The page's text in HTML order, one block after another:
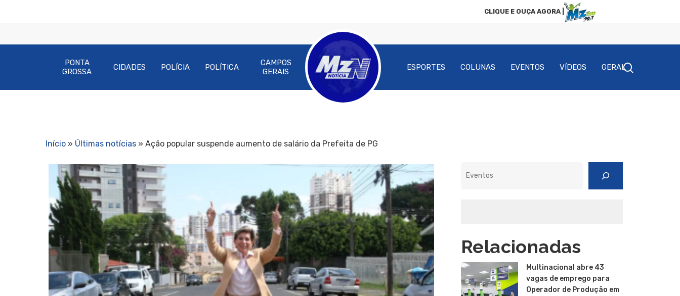
CLIQUE E OUÇA AGORA |
PONTA
GROSSA
CIDADES POLÍCIA POLÍTICA
CAMPOS
GERAIS
ESPORTES COLUNAS EVENTOS VÍDEOS GERAL
Início » Últimas notícias » Ação popular suspende aumento de salário da Prefeita de PG
Relacionadas
Multinacional abre 43
vagas de emprego para
Operador de Produção em